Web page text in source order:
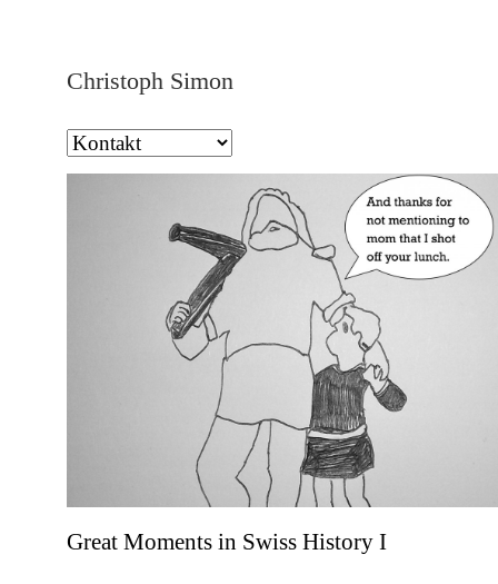
Christoph Simon
Great Moments in Swiss History I